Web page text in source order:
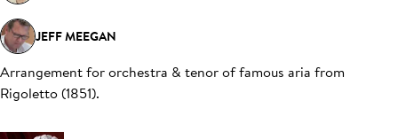
JEFF MEEGAN
Arrangement for orchestra & tenor of famous aria from
Rigoletto (1851).